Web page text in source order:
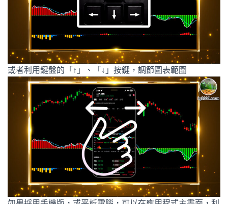
或者利用鍵盤的「 ↑ 」、「 ↓ 」按鍵，調節圖表範圍